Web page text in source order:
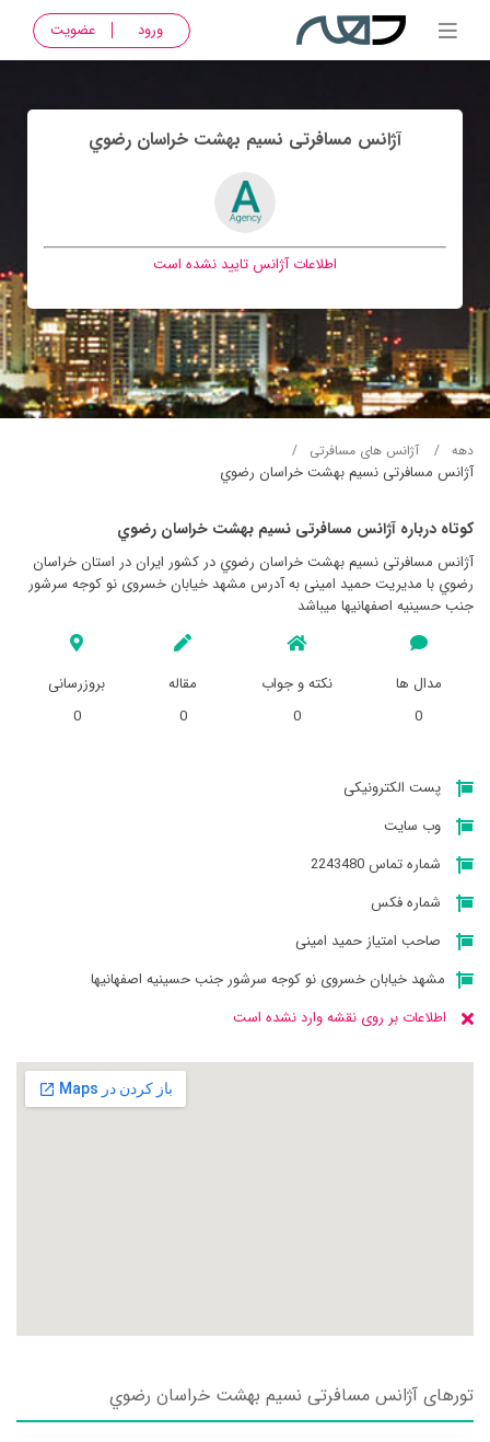
ورود عضویت
آژانس مسافرتی نسيم بهشت خراسان رضوي
اطلاعات آژانس تایید نشده است
دهه آژانس های مسافرتی
آژانس مسافرتی نسيم بهشت خراسان رضوي
کوتاه درباره آژانس مسافرتی نسيم بهشت خراسان رضوي
آژانس مسافرتی نسيم بهشت خراسان رضوي در کشور ایران در استان خراسان
رضوي با مدیریت حمید امینی به آدرس مشهد خیابان خسروی نو کوجه سرشور
جنب حسینیه اصفهانیها میباشد
مدال ها
0
نکته و جواب
0
مقاله
0
بروزرسانی
0
پست الکترونیکی
وب سایت
شماره تماس 2243480
شماره فکس
صاحب امتیاز حمید امینی
مشهد خیابان خسروی نو کوجه سرشور جنب حسینیه اصفهانیها
اطلاعات بر روی نقشه وارد نشده است
تورهای آژانس مسافرتی نسيم بهشت خراسان رضوي